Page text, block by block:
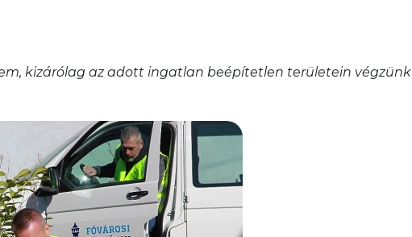
kizárólag az adott ingatlan beépítetlen területein végzünk